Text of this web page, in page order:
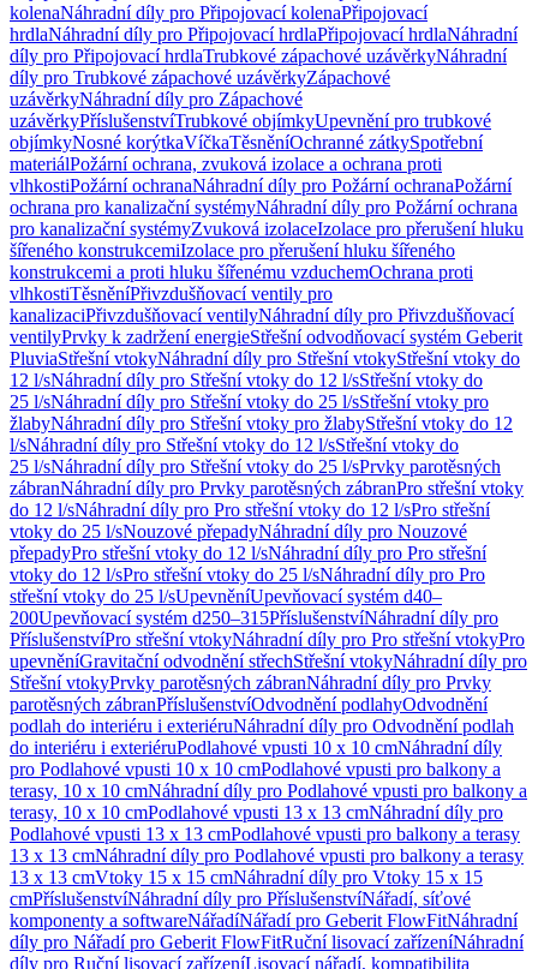
kolenaNáhradní díly pro Připojovací kolenaPřipojovací
hrdlaNáhradní díly pro Připojovací hrdlaPřipojovací hrdlaNáhradní
díly pro Připojovací hrdlaTrubkové zápachové uzávěrkyNáhradní
díly pro Trubkové zápachové uzávěrkyZápachové
uzávěrkyNáhradní díly pro Zápachové
uzávěrkyPříslušenstvíTrubkové objímkyUpevnění pro trubkové
objímkyNosné korýtkaVíčkaTěsněníOchranné zátkySpotřební
materiálPožární ochrana, zvuková izolace a ochrana proti
vlhkostiPožární ochranaNáhradní díly pro Požární ochranaPožární
ochrana pro kanalizační systémyNáhradní díly pro Požární ochrana
pro kanalizační systémyZvuková izolaceIzolace pro přerušení hluku
šířeného konstrukcemiIzolace pro přerušení hluku šířeného
konstrukcemi a proti hluku šířenému vzduchemOchrana proti
vlhkostiTěsněníPřivzdušňovací ventily pro
kanalizaciPřivzdušňovací ventilyNáhradní díly pro Přivzdušňovací
ventilyPrvky k zadržení energieStřešní odvodňovací systém Geberit
PluviaStřešní vtokyNáhradní díly pro Střešní vtokyStřešní vtoky do
12 l/sNáhradní díly pro Střešní vtoky do 12 l/sStřešní vtoky do
25 l/sNáhradní díly pro Střešní vtoky do 25 l/sStřešní vtoky pro
žlabyNáhradní díly pro Střešní vtoky pro žlabyStřešní vtoky do 12
l/sNáhradní díly pro Střešní vtoky do 12 l/sStřešní vtoky do
25 l/sNáhradní díly pro Střešní vtoky do 25 l/sPrvky parotěsných
zábranNáhradní díly pro Prvky parotěsných zábranPro střešní vtoky
do 12 l/sNáhradní díly pro Pro střešní vtoky do 12 l/sPro střešní
vtoky do 25 l/sNouzové přepadyNáhradní díly pro Nouzové
přepadyPro střešní vtoky do 12 l/sNáhradní díly pro Pro střešní
vtoky do 12 l/sPro střešní vtoky do 25 l/sNáhradní díly pro Pro
střešní vtoky do 25 l/sUpevněníUpevňovací systém d40–
200Upevňovací systém d250–315PříslušenstvíNáhradní díly pro
PříslušenstvíPro střešní vtokyNáhradní díly pro Pro střešní vtokyPro
upevněníGravitační odvodnění střechStřešní vtokyNáhradní díly pro
Střešní vtokyPrvky parotěsných zábranNáhradní díly pro Prvky
parotěsných zábranPříslušenstvíOdvodnění podlahyOdvodnění
podlah do interiéru i exteriéruNáhradní díly pro Odvodnění podlah
do interiéru i exteriéruPodlahové vpusti 10 x 10 cmNáhradní díly
pro Podlahové vpusti 10 x 10 cmPodlahové vpusti pro balkony a
terasy, 10 x 10 cmNáhradní díly pro Podlahové vpusti pro balkony a
terasy, 10 x 10 cmPodlahové vpusti 13 x 13 cmNáhradní díly pro
Podlahové vpusti 13 x 13 cmPodlahové vpusti pro balkony a terasy
13 x 13 cmNáhradní díly pro Podlahové vpusti pro balkony a terasy
13 x 13 cmVtoky 15 x 15 cmNáhradní díly pro Vtoky 15 x 15
cmPříslušenstvíNáhradní díly pro PříslušenstvíNářadí, síťové
komponenty a softwareNářadíNářadí pro Geberit FlowFitNáhradní
díly pro Nářadí pro Geberit FlowFitRuční lisovací zařízeníNáhradní
díly pro Ruční lisovací zařízeníLisovací nářadí, kompatibilita